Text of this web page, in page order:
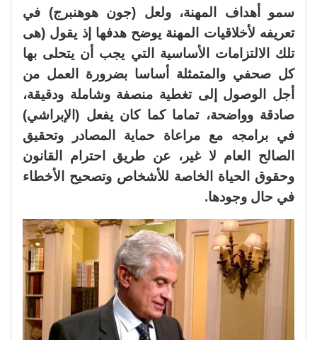
سمو أهداف المهنة، ولعل (جون هوهنبرج) في
تعريفه لأخلاقيات المهنة يوضح هدفها إذ يقول (هى
تلك الالتزامات الأساسية التي يجب أن يتحلى بها
كل صحفي والمتمثلة أساسا بضرورة العمل من
أجل الوصول إلى تغطية منصفة وشاملة ودقيقة،
صادقة وواضحة، تماما كما كان يفعل (الإبراشي)
في برامجه مع مراعاة حماية المصادر وتحقيق
الصالح العام لا غير، عن طريق احترام القانون
وحقوق الحياة الخاصة للأشخاص وتصحيح الأخطاء
في حال وجودها.